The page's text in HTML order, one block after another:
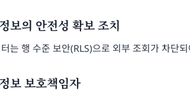
보의 안전성 확보 조치
는 행 수준 보안(RLS)으로 외부 조회가 차단
보 보호책임자